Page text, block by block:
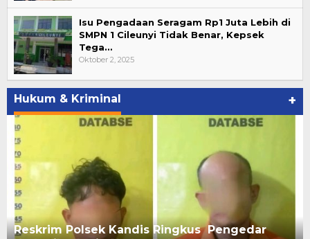
Isu Pengadaan Seragam Rp1 Juta Lebih di
SMPN 1 Cileunyi Tidak Benar, Kepsek
Tega…
Oktober 2, 2025
Hukum & Kriminal +
Reskrim Polsek Kandis Ringkus Pengedar